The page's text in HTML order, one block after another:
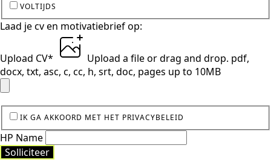
VOLTIJDS
Laad je cv en motivatiebrief op:
Upload CV* Upload a fileor drag and drop. pdf,
docx, txt, asc, c, cc, h, srt, doc, pages up to 10MB
IK GA AKKOORD MET HET PRIVACYBELEID
HP Name
Solliciteer